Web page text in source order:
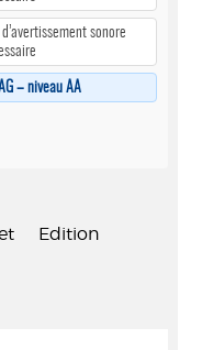
d’avertissement sonore
– niveau AA
Edition